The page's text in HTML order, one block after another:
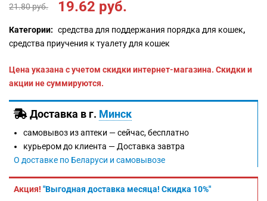
21.80руб. 19.62 руб.
Категории: средства для поддержания порядка для кошек,
средства приучения к туалету для кошек
Цена указана с учетом скидки интернет-магазина. Скидки и
акции не суммируются.
Доставка в г. Минск
самовывоз из аптеки —сейчас, бесплатно
курьером до клиента — Доставка завтра
О доставке по Беларуси и самовывозе
Акция! "Выгодная доставка месяца! Скидка 10%"